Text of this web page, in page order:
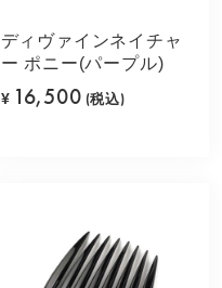
ディヴァインネイチャ
ー ポニー(パープル)
¥ 16,500 (税込)